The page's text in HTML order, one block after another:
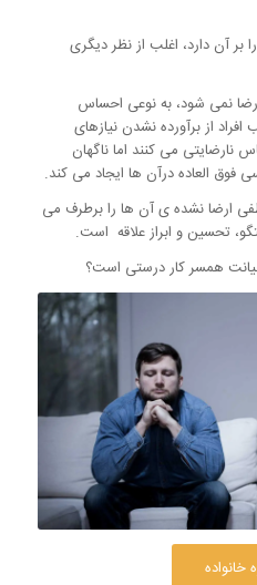
بر آن دارد، اغلب از نظر دیگری
نمی شود، به نوعی احساس
از برآورده نشدن نیازهای
می کنند اما ناگهان
العاده درآن ها ایجاد می کند.
ارضا نشده ی آن ها را برطرف می
تحسین و ابراز علاقه است.
همسر کار درستی است؟
خانواده